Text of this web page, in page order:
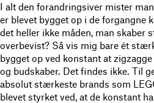
I alt den forandringsiver mister
er blevet bygget op i de forgangne
det heller ikke måden, man skaber
overbevist? Så vis mig bare ét
bygget op ved konstant at
og budskaber. Det findes ikke. Til
absolut stærkeste brands som
blevet styrket ved, at de konstant